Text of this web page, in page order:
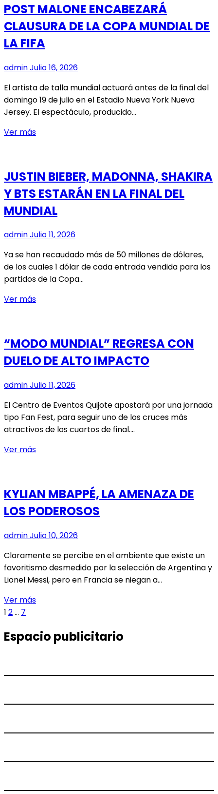
MODO
MUNDIAL
PREPARA
FAN
FEST
PARA
LA
GRAN
FINAL
POST MALONE ENCABEZARÁ
CLAUSURA DE LA COPA MUNDIAL DE
LA FIFA
adminJulio 16, 2026
El artista de talla mundial actuará antes de la final del
domingo 19 de julio en el Estadio Nueva York Nueva
Jersey. El espectáculo, producido…
Ver másPOST
DE
LA
COPA
MUNDIAL
DE
LA
FIFA
JUSTIN BIEBER, MADONNA, SHAKIRA
Y BTS ESTARÁN EN LA FINAL DEL
MUNDIAL
adminJulio 11, 2026
Ya se han recaudado más de 50 millones de dólares,
de los cuales 1 dólar de cada entrada vendida para los
partidos de la Copa…
Ver másJUSTIN
Y
BTS
EN
FINAL
DEL
MUNDIAL
“MODO MUNDIAL” REGRESA CON
DUELO DE ALTO IMPACTO
adminJulio 11, 2026
El Centro de Eventos Quijote apostará por una jornada
tipo Fan Fest, para seguir uno de los cruces más
atractivos de los cuartos de final.…
Ver más“MODO
DUELO
DE
IMPACTO
KYLIAN MBAPPÉ, LA AMENAZA DE
LOS PODEROSOS
adminJulio 10, 2026
Claramente se percibe en el ambiente que existe un
favoritismo desmedido por la selección de Argentina y
Lionel Messi, pero en Francia se niegan a…
Ver másKYLIAN
AMENAZA
PODEROSOS
Paginación
de
entradas
Página
1 Página
2… Página
7
Espacio publicitario